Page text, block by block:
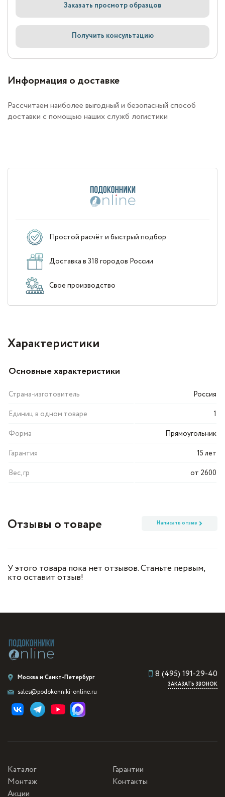
Заказать просмотр образцов
Получить консультацию
Информация о доставке
Рассчитаем наиболее выгодный и безопасный способ
доставки с помощью наших служб логистики
Простой расчёт и быстрый подбор
Доставка в 318 городов России
Свое производство
Характеристики
Основные характеристики
Страна-изготовитель
Россия
Единиц в одном товаре
1
Форма
Прямоугольник
Гарантия
15 лет
Вес, гр
от 2600
Отзывы о товаре Написать отзыв
У этого товара пока нет отзывов. Станьте первым,
кто оставит отзыв!
Москва и Санкт-Петербург
sales@podokonniki-online.ru
8 (495) 191-29-40
ЗАКАЗАТЬ ЗВОНОК
Каталог
Монтаж
Акции
Гарантии
Контакты